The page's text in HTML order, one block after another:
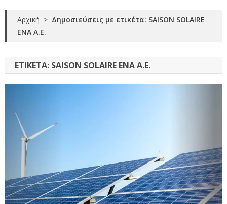
Αρχική > Δημοσιεύσεις με ετικέτα: SAISON SOLAIRE
ENA A.E.
ΕΤΙΚΈΤΑ: SAISON SOLAIRE ENA A.E.